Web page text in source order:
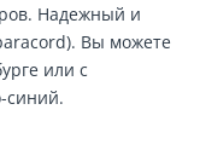
Надежный и
Вы можете
или с
синий.